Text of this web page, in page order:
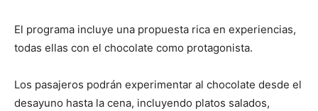
El programa incluye una propuesta rica en experiencias,
todas ellas con el chocolate como protagonista.
Los pasajeros podrán experimentar al chocolate desde el
desayuno hasta la cena, incluyendo platos salados,